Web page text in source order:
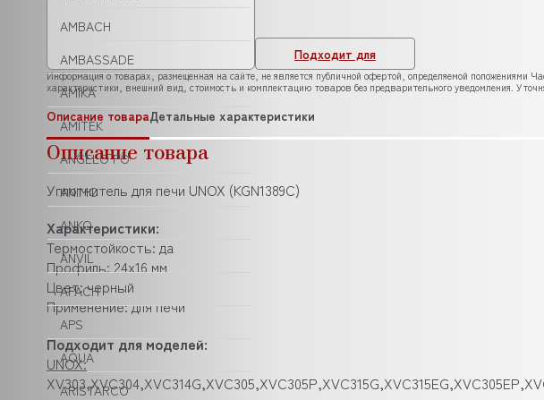
AMBACH
AMBASSADE
AMIKA
AMITEK
ANGELO PO
ANIMO
ANKO
ANVIL
APACH
APS
AQUA
ARISTARCO
Подходит для
Информация о товарах, размещенная на сайте, не является публичной офертой, определяемой положениями
характеристики, внешний вид, стоимость и комплектацию товаров без предварительного уведомления.
Описание товараДетальные характеристики
Описание товара
Уплотнитель для печи UNOX (KGN1389C)
Характеристики:
Термостойкость: да
Профиль: 24x16 мм
Цвет: черный
Применение: для печи
Подходит для моделей:
UNOX: